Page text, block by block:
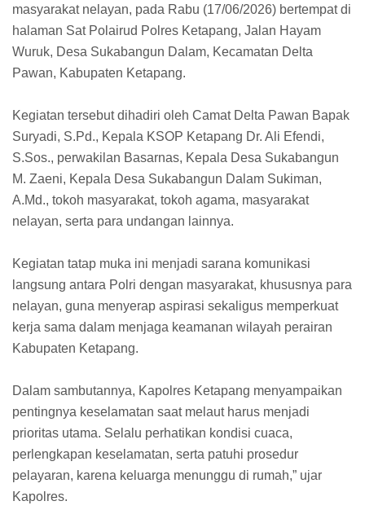
masyarakat nelayan, pada Rabu (17/06/2026) bertempat di
halaman Sat Polairud Polres Ketapang, Jalan Hayam
Wuruk, Desa Sukabangun Dalam, Kecamatan Delta
Pawan, Kabupaten Ketapang.
Kegiatan tersebut dihadiri oleh Camat Delta Pawan Bapak
Suryadi, S.Pd., Kepala KSOP Ketapang Dr. Ali Efendi,
S.Sos., perwakilan Basarnas, Kepala Desa Sukabangun
M. Zaeni, Kepala Desa Sukabangun Dalam Sukiman,
A.Md., tokoh masyarakat, tokoh agama, masyarakat
nelayan, serta para undangan lainnya.
Kegiatan tatap muka ini menjadi sarana komunikasi
langsung antara Polri dengan masyarakat, khususnya para
nelayan, guna menyerap aspirasi sekaligus memperkuat
kerja sama dalam menjaga keamanan wilayah perairan
Kabupaten Ketapang.
Dalam sambutannya, Kapolres Ketapang menyampaikan
pentingnya keselamatan saat melaut harus menjadi
prioritas utama. Selalu perhatikan kondisi cuaca,
perlengkapan keselamatan, serta patuhi prosedur
pelayaran, karena keluarga menunggu di rumah,” ujar
Kapolres.